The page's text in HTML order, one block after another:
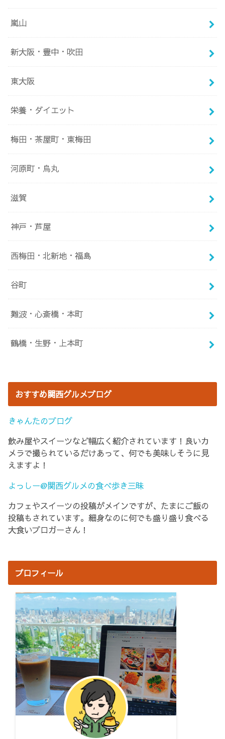
嵐山
新大阪・豊中・吹田
東大阪
栄養・ダイエット
梅田・茶屋町・東梅田
河原町・烏丸
滋賀
神戸・芦屋
西梅田・北新地・福島
谷町
難波・心斎橋・本町
鶴橋・生野・上本町
おすすめ関西グルメブログ
きゃんたのブログ
飲み屋やスイーツなど幅広く紹介されています！良いカ
メラで撮られているだけあって、何でも美味しそうに見
えますよ！
よっしー@関西グルメの食べ歩き三昧
カフェやスイーツの投稿がメインですが、たまにご飯の
投稿もされています。細身なのに何でも盛り盛り食べる
大食いブロガーさん！
プロフィール